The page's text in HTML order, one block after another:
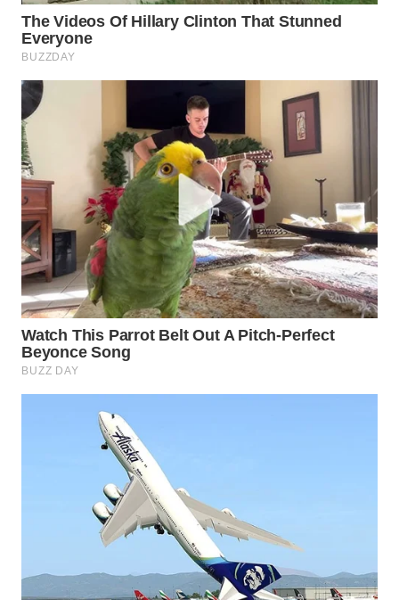
WN
MADURA
SURABAYA
WN
BINTAN
WN
MANDALIKA
WN
LIKUPANG
LABUANBAJO